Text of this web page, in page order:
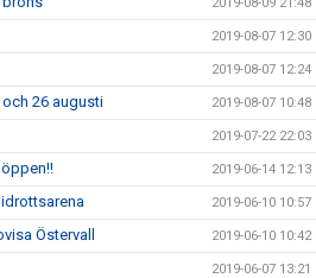
2019-08-07 12:30
2019-08-07 12:24
26 augusti 2019-08-07 10:48
2019-07-22 22:03
2019-06-14 12:13
2019-06-10 10:57
Östervall 2019-06-10 10:42
2019-06-07 13:21